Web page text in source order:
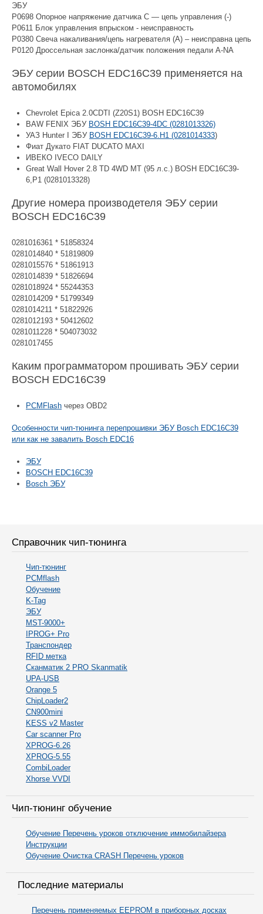
ЭБУ
P0698 Опорное напряжение датчика C — цепь управления (-)
P0611 Блок управления впрыском - неисправность
P0380 Свеча накаливания/цепь нагревателя (A) – неисправна цепь
P0120 Дроссельная заслонка/датчик положения педали A-NA
ЭБУ серии BOSCH EDC16C39 применяется на
автомобилях
Chevrolet Epica 2.0CDTI (Z20S1) BOSH EDC16C39
BAW FENIX ЭБУ BOSH EDC16C39-4DC (0281013326)
УАЗ Hunter I ЭБУ BOSH EDC16C39-6.H1 (0281014333)
Фиат Дукато FIAT DUCATO MAXI
ИВЕКО IVECO DAILY
Great Wall Hover 2.8 TD 4WD MT (95 л.с.) BOSH EDC16C39-
6,Р1 (0281013328)
Другие номера производетеля ЭБУ серии
BOSCH EDC16C39
0281016361 * 51858324
0281014840 * 51819809
0281015576 * 51861913
0281014839 * 51826694
0281018924 * 55244353
0281014209 * 51799349
0281014211 * 51822926
0281012193 * 50412602
0281011228 * 504073032
0281017455
Каким программатором прошивать ЭБУ серии
BOSCH EDC16C39
PCMFlash через OBD2
Особенности чип-тюнинга перепрошивки ЭБУ Bosch EDC16C39
или как не завалить Bosch EDC16
ЭБУ
BOSCH EDC16C39
Bosch ЭБУ
Справочник чип-тюнинга
Чип-тюнинг
PCMflash
Обучение
K-Tag
ЭБУ
MST-9000+
IPROG+ Pro
Транспондер
RFID метка
Сканматик 2 PRO Skanmatik
UPA-USB
Orange 5
ChipLoader2
CN900mini
KESS v2 Master
Car scanner Pro
XPROG-6.26
XPROG-5.55
CombiLoader
Xhorse VVDI
Чип-тюнинг обучение
Обучение Перечень уроков отключение иммобилайзера
Инструкции
Обучение Очистка CRASH Перечень уроков
Последние материалы
Перечень применяемых EEPROM в приборных досках